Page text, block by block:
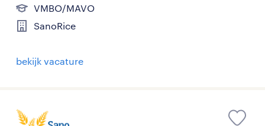
VMBO/MAVO
SanoRice
bekijk vacature